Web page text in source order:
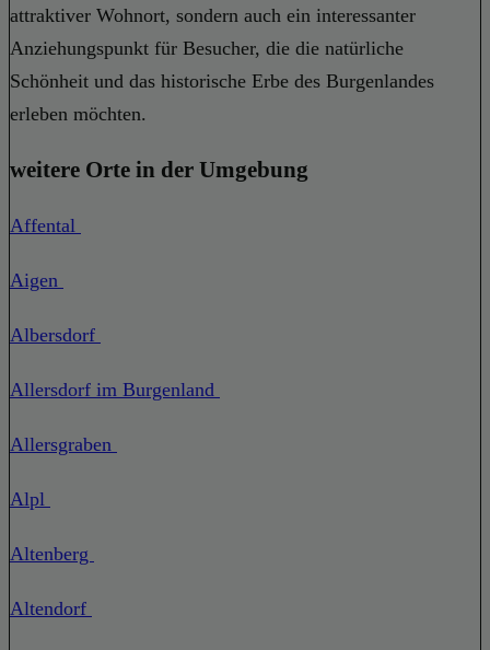
attraktiver Wohnort, sondern auch ein interessanter
Anziehungspunkt für Besucher, die die natürliche
Schönheit und das historische Erbe des Burgenlandes
erleben möchten.
weitere Orte in der Umgebung
Affental
Aigen
Albersdorf
Allersdorf im Burgenland
Allersgraben
Alpl
Altenberg
Altendorf